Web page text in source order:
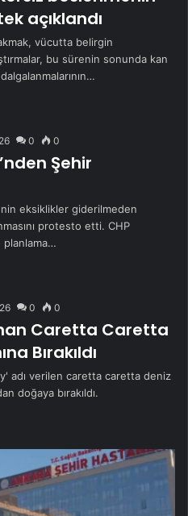
açıklandı
vücutta belirgin
bu sürenin sonunda kan
0 0
Şehir
eksiklikler giderilmeden
protesto etti. CHP
planlama…
0 0
Caretta Caretta
Bırakıldı
adı verilen caretta caretta deniz
doğaya bırakıldı.